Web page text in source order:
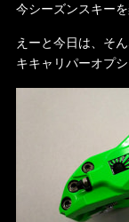
今シーズンスキー
えーと今日は、そ
キキャリパーオプ